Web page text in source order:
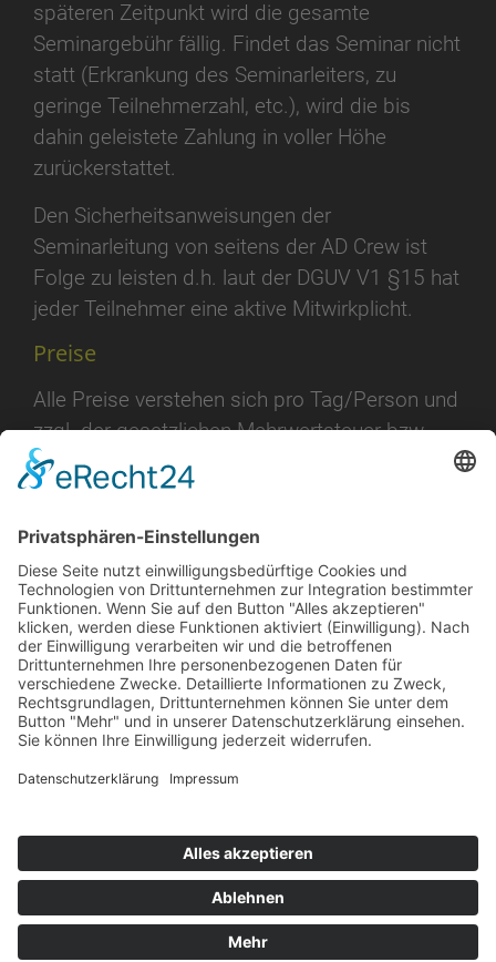
späteren Zeitpunkt wird die gesamte
Seminargebühr fällig. Findet das Seminar nicht
statt (Erkrankung des Seminarleiters, zu
geringe Teilnehmerzahl, etc.), wird die bis
dahin geleistete Zahlung in voller Höhe
zurückerstattet.
Den Sicherheitsanweisungen der
Seminarleitung von seitens der AD Crew ist
Folge zu leisten d.h. laut der DGUV V1 §15 hat
jeder Teilnehmer eine aktive Mitwirkplicht.
Preise
Alle Preise verstehen sich pro Tag/Person und
zzgl. der gesetzlichen Mehrwertsteuer bzw.
Tagespauschale oder Gruppenpreise erhalten
Sie jeweils auf Anfrage. Je nach Bedarf und
Aufwand würde eine Aufwands- und
Logistikpauschale z.B. für angemietete
Betriebsmittel etc. zzgl. berechnet werden.
Mitarbeiter (Wikipedia)
Impressum Datenschutz|AGB’s|AGB’s Seminare
Cookie-Einstellungen
softintelli IT-Medien